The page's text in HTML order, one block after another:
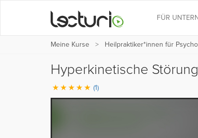
FÜR
Meine Kurse Heilpraktiker*innen für
Hyperkinetische
(1)